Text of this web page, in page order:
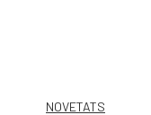
NOVETATS